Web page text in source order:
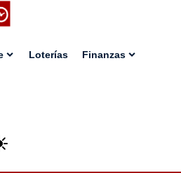
Loterías Finanzas